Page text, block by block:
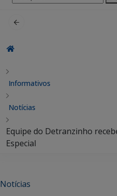
por:
Informativos
Notícias
Equipe do Detranzinho
Especial
Notícias